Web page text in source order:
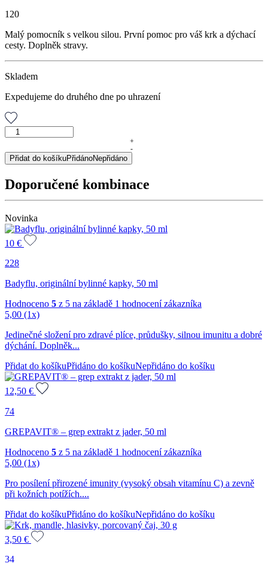
120
Malý pomocník s velkou silou. První pomoc pro váš krk a dýchací
cesty. Doplněk stravy.
Skladem
Expedujeme do druhého dne po uhrazení
Spray
krku
s
kůrou,
množství
+
-
Přidat do košíkuPřidánoNepřidáno
Doporučené kombinace
Novinka
10 €
228
Badyflu, originální bylinné kapky, 50 ml
Hodnoceno 5 z 5 na základě 1 hodnocení zákazníka
5,00 (1x)
Jedinečné složení pro zdravé plíce, průdušky, silnou imunitu a dobré
dýchání. Doplněk...
Přidat do košíkuPřidáno do košíkuNepřidáno do košíku
12,50 €
74
GREPAVIT® – grep extrakt z jader, 50 ml
Hodnoceno 5 z 5 na základě 1 hodnocení zákazníka
5,00 (1x)
Pro posílení přirozené imunity (vysoký obsah vitamínu C) a zevně
při kožních potížích....
Přidat do košíkuPřidáno do košíkuNepřidáno do košíku
3,50 €
34